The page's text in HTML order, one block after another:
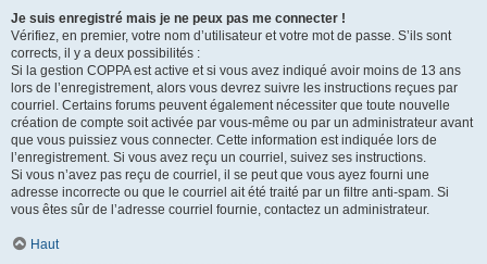
Je suis enregistré mais je ne peux pas me connecter !
Vérifiez, en premier, votre nom d’utilisateur et votre mot de passe. S’ils sont
corrects, il y a deux possibilités :
Si la gestion COPPA est active et si vous avez indiqué avoir moins de 13 ans
lors de l’enregistrement, alors vous devrez suivre les instructions reçues par
courriel. Certains forums peuvent également nécessiter que toute nouvelle
création de compte soit activée par vous-même ou par un administrateur avant
que vous puissiez vous connecter. Cette information est indiquée lors de
l’enregistrement. Si vous avez reçu un courriel, suivez ses instructions.
Si vous n’avez pas reçu de courriel, il se peut que vous ayez fourni une
adresse incorrecte ou que le courriel ait été traité par un filtre anti-spam. Si
vous êtes sûr de l’adresse courriel fournie, contactez un administrateur.
Haut